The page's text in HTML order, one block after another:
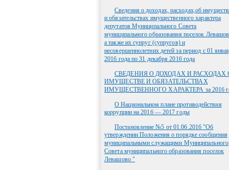
Сведения о доходах, расходах,об
и обязательствах имущественного характера
депутатов Муниципального Совета
муниципального образования поселок
а также их супруг (супругов) и
несовершеннолетних детей за период с 01
2016 года по 31 декабря 2016 года
СВЕДЕНИЯ О ДОХОДАХ И РАСХОДАХ
ИМУЩЕСТВЕ И ОБЯЗАТЕЛЬСТВАХ
ИМУЩЕСТВЕННОГО ХАРАКТЕРА за 2016
О Национальном плане противодействия
коррупции на 2016 — 2017 годы
Постановление №5 от 01.06.2016 "Об
утверждении Положения о порядке сообщения
муниципальными служащими Муниципального
Совета муниципального образования поселок
Левашово "